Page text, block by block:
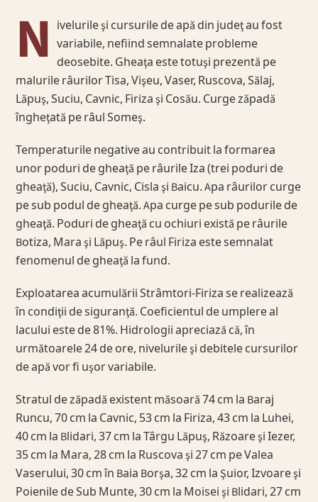
N ivelurile şi cursurile de apă din judeţ au fost
variabile, nefiind semnalate probleme
deosebite. Gheaţa este totuşi prezentă pe
malurile râurilor Tisa, Vişeu, Vaser, Ruscova, Sălaj,
Lăpuş, Suciu, Cavnic, Firiza şi Cosău. Curge zăpadă
îngheţată pe râul Someş.
Temperaturile negative au contribuit la formarea
unor poduri de gheaţă pe râurile Iza (trei poduri de
gheaţă), Suciu, Cavnic, Cisla şi Baicu. Apa râurilor curge
pe sub podul de gheaţă. Apa curge pe sub podurile de
gheaţă. Poduri de gheaţă cu ochiuri există pe râurile
Botiza, Mara şi Lăpuş. Pe râul Firiza este semnalat
fenomenul de gheaţă la fund.
Exploatarea acumulării Strâmtori-Firiza se realizează
în condiţii de siguranţă. Coeficientul de umplere al
lacului este de 81%. Hidrologii apreciază că, în
următoarele 24 de ore, nivelurile şi debitele cursurilor
de apă vor fi uşor variabile.
Stratul de zăpadă existent măsoară 74 cm la Baraj
Runcu, 70 cm la Cavnic, 53 cm la Firiza, 43 cm la Luhei,
40 cm la Blidari, 37 cm la Târgu Lăpuş, Răzoare şi Iezer,
35 cm la Mara, 28 cm la Ruscova şi 27 cm pe Valea
Vaserului, 30 cm în Baia Borşa, 32 cm la Şuior, Izvoare şi
Poienile de Sub Munte, 30 cm la Moisei şi Blidari, 27 cm